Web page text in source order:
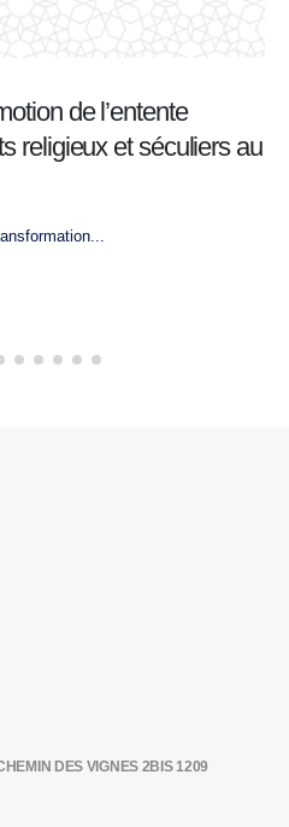
visant à contribuer
dans les
DES VIGNES 2BIS 1209